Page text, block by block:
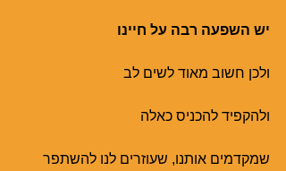
יש השפעה רבה על חיינו
ולכן חשוב מאוד לשים לב
ולהקפיד להכניס כאלה
שמקדמים אותנו, שעוזרים לנו להשתפר